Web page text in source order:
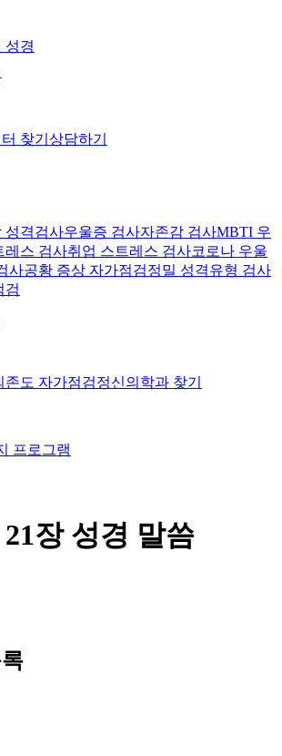
성경
찾기 상담하기
성격검사우울증 검사자존감 검사MBTI 우
레스 검사취업 스트레스 검사코로나 우울
사공황 증상 자가점검정밀 성격유형 검사
검
존도 자가점검정신의학과 찾기
프로그램
장 성경 말씀